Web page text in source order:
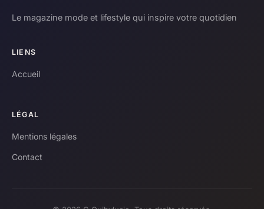
Le magazine mode et lifestyle qui inspire votre quotidien
LIENS
Accueil
LÉGAL
Mentions légales
Contact